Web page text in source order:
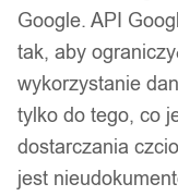
Google. API
tak, aby
wykorzystanie
tylko do tego, co
dostarczania
jest